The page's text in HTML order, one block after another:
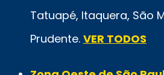
Tatuapé, Itaquera, São
Prudente. VER TODOS